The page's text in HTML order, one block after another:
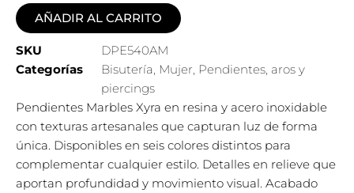
AÑADIR AL CARRITO
SKU
DPE540AM
Categorías
Bisutería, Mujer, Pendientes, aros y
piercings
Pendientes Marbles Xyra en resina y acero inoxidable
con texturas artesanales que capturan luz de forma
única. Disponibles en seis colores distintos para
complementar cualquier estilo. Detalles en relieve que
aportan profundidad y movimiento visual. Acabado